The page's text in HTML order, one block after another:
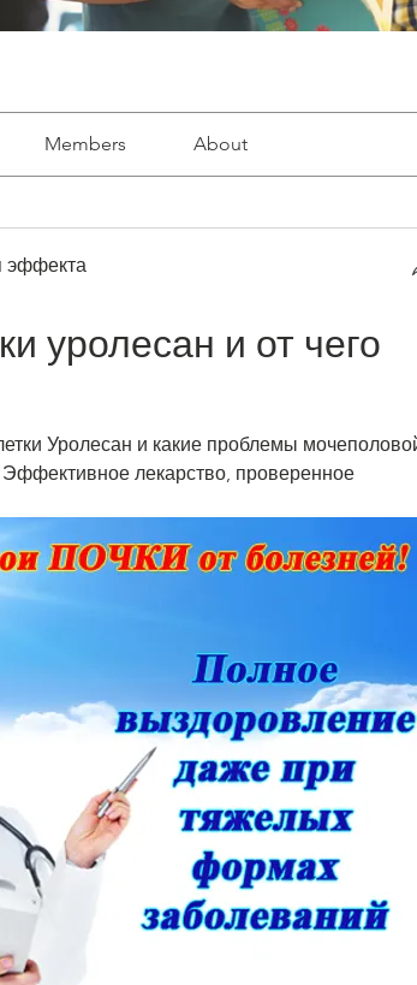
Members About
эффекта
уролесан и от чего
Уролесан и какие проблемы
лекарство, проверенное